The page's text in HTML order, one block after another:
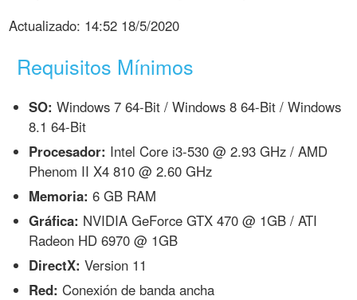
Actualizado: 14:52 18/5/2020
Requisitos Mínimos
SO: Windows 7 64-Bit / Windows 8 64-Bit / Windows
8.1 64-Bit
Procesador: Intel Core i3-530 @ 2.93 GHz / AMD
Phenom II X4 810 @ 2.60 GHz
Memoria: 6 GB RAM
Gráfica: NVIDIA GeForce GTX 470 @ 1GB / ATI
Radeon HD 6970 @ 1GB
DirectX: Version 11
Red: Conexión de banda ancha